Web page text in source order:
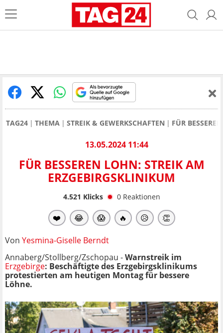
TAG24 THEMA STREIK & GEWERKSCHAFTEN FÜR
13.05.2024 11:44
FÜR BESSEREN LOHN: STREIK AM
ERZGEBIRGSKLINIKUM
4.521 Klicks 0 Reaktionen
❤️ 😂 😱 🔥 😥 👏
Von Yesmina-Giselle Berndt
Annaberg/Stollberg/Zschopau -Warnstreik im
Erzgebirge: Beschäftigte des Erzgebirgsklinikums
protestierten am heutigen Montag für bessere
Löhne.